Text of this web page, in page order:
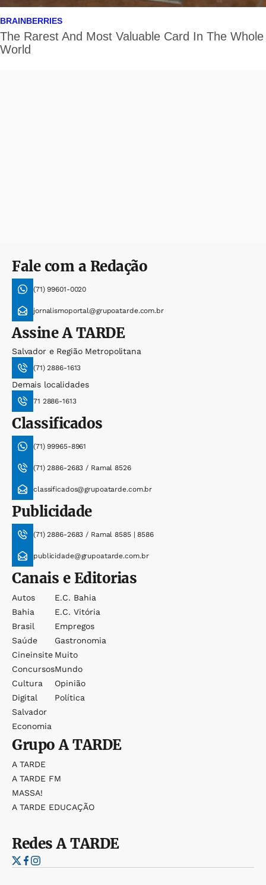
Fale com a Redação
(71) 99601-0020
jornalismoportal@grupoatarde.com.br
AssineA TARDE
Salvador e Região Metropolitana
(71) 2886-1613
Demais localidades
71 2886-1613
Classificados
(71) 99965-8961
(71) 2886-2683 / Ramal 8526
classificados@grupoatarde.com.br
Publicidade
(71) 2886-2683 / Ramal 8585 | 8586
publicidade@grupoatarde.com.br
Canais e Editorias
Autos
Bahia
Brasil
Saúde
Cineinsite
Concursos
Cultura
Digital
Salvador
Economia
E.c. Bahia
E.c. Vitória
Empregos
Gastronomia
Muito
Mundo
Opinião
Política
GrupoA TARDE
A TARDE
A TARDE FM
MASSA!
A TARDE EDUCAÇÃO
RedesA TARDE